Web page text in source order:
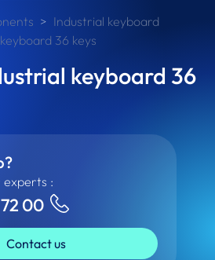
Industrial keyboard
36 keys
keyboard 36
experts :
00
Contact us